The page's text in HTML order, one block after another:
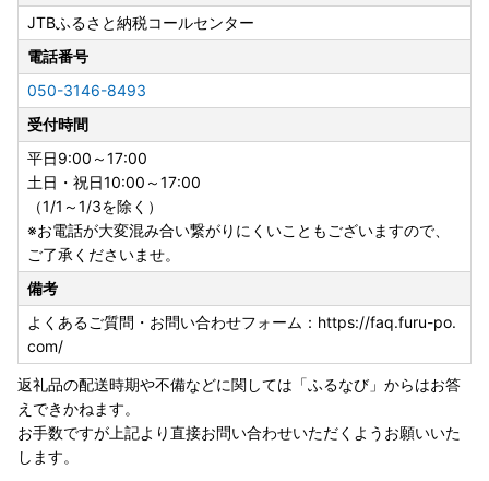
JTBふるさと納税コールセンター
電話番号
050-3146-8493
受付時間
平日9:00～17:00
土日・祝日10:00～17:00
（1/1～1/3を除く）
※お電話が大変混み合い繋がりにくいこともございますので、
ご了承くださいませ。
備考
よくあるご質問・お問い合わせフォーム：https://faq.furu-po.
com/
返礼品の配送時期や不備などに関しては「ふるなび」からはお答
えできかねます。
お手数ですが上記より直接お問い合わせいただくようお願いいた
します。